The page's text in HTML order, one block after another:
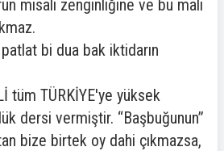
misali zenginliğine ve bu malı
bi dua bak iktidarın
tüm TÜRKİYE'ye yüksek
dersi vermiştir. “Başbuğunun”
bize birtek oy dahi çıkmazsa,